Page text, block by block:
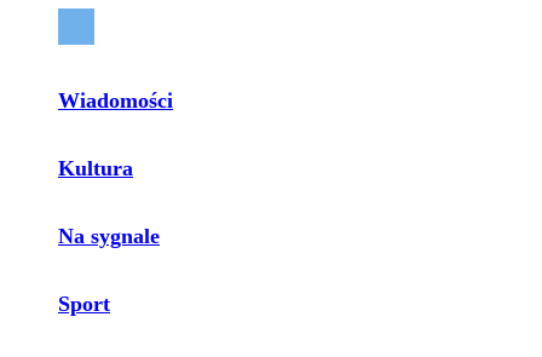
Wiadomości
Kultura
Na sygnale
Sport